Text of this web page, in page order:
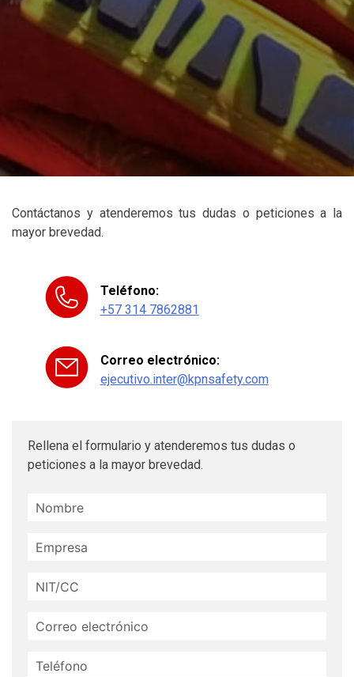
Contáctanos y atenderemos tus dudas o peticiones a la
mayor brevedad.
Teléfono:
+57 314 7862881
Correo electrónico:
ejecutivo.inter@kpnsafety.com
Rellena el formulario y atenderemos tus dudas o
peticiones a la mayor brevedad.